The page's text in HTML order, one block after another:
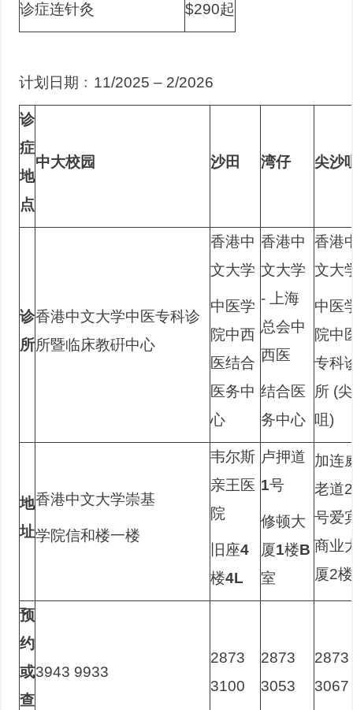
诊症连针灸 $290起
计划日期﹕11/2025 – 2/2026
诊
症
地
点
中大校园 沙田 湾仔 尖沙
诊
所
香港中文大学中医专科诊
所暨临床教硏中心
香港中
文大学
中医学
院中西
医结合
医务中
心
香港中
文大学
- 上海
总会中
西医
结合医
务中心
香港
文大
中医
院中
专科
所 (
咀)
地
址
香港中文大学崇基
学院信和楼一楼
韦尔斯
亲王医
院
旧座4
楼4L
卢押道
1号
修顿大
厦1楼B
室
加连
老道
号爱
商业
厦2楼
预
约
或
查
3943 9933
2873
3100
2873
3053
2873
3067